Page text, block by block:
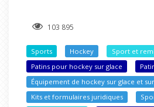
103 895
Sports Hockey
Sport et
Patins pour hockey sur glace
Équipement de hockey sur glace et
Kits et formulaires juridiques